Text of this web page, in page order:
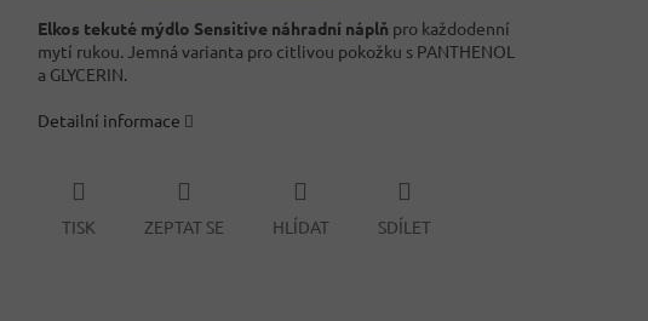
Elkos tekuté mýdlo Sensitive náhradní náplň pro každodenní
mytí rukou. Jemná varianta pro citlivou pokožku s PANTHENOL
a GLYCERIN.
Detailní informace
TISK ZEPTAT SE HLÍDAT SDÍLET